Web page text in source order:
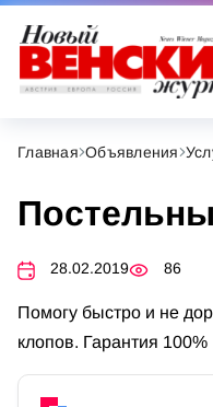
Главная Объявления
28.02.2019 86
Помогу быстро и не
клопов. Гарантия 100%